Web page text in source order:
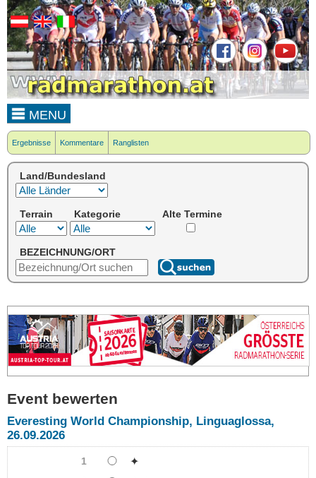
MENU
Ergebnisse Kommentare Ranglisten
Land/Bundesland
Terrain Kategorie Alte Termine
BEZEICHNUNG/ORT
Event bewerten
Everesting World Championship, Linguaglossa,
26.09.2026
1 ✦